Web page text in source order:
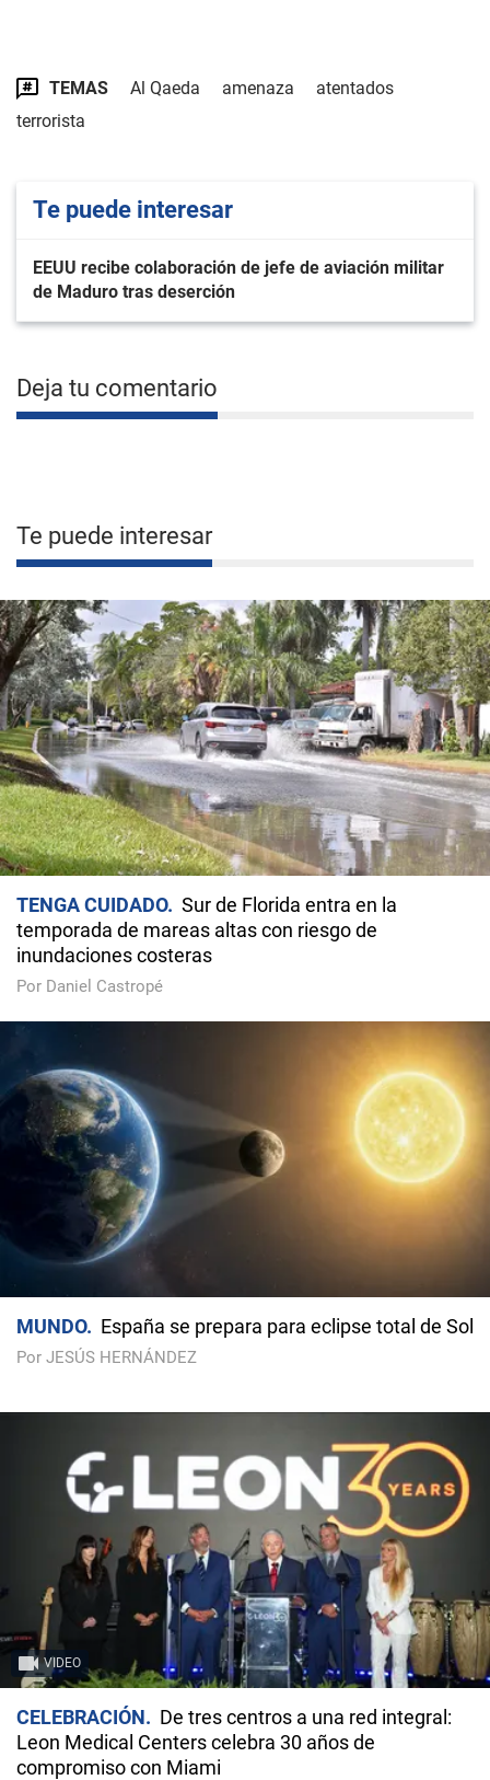
TEMAS Al Qaeda amenaza
atentados
terrorista
Te puede interesar
EEUU recibe colaboración de jefe de aviación militar
de Maduro tras deserción
Deja tu comentario
Te puede interesar
TENGA CUIDADO
Sur de Florida entra en la
temporada de mareas altas con riesgo de
inundaciones costeras
Por Daniel Castropé
MUNDO España se prepara para eclipse total de Sol
Por JESÚS HERNÁNDEZ
VIDEO
CELEBRACIÓN
De tres centros a una red integral:
Leon Medical Centers celebra 30 años de
compromiso con Miami